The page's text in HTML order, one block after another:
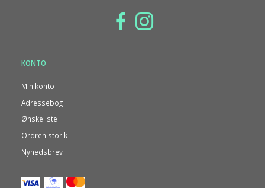
KONTO
Min konto
Adressebog
Ønskeliste
Ordrehistorik
Nyhedsbrev